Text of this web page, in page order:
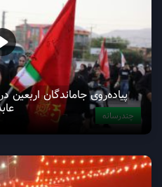
چندرسانه
پیاده‌روی جاماندگان اربعین